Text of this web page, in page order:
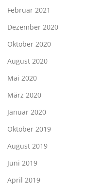
Februar 2021
Dezember 2020
Oktober 2020
August 2020
Mai 2020
März 2020
Januar 2020
Oktober 2019
August 2019
Juni 2019
April 2019